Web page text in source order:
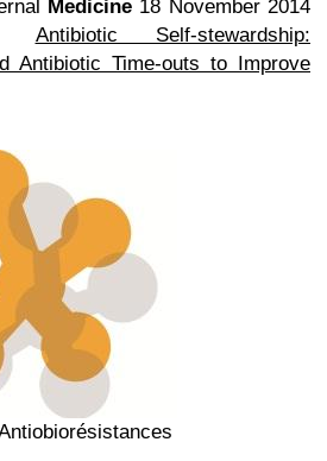
Medicine 18 November 2014
Antibiotic Self-stewardship:
Antibiotic Time-outs to Improve